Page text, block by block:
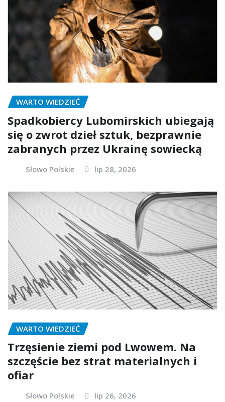
WARTO WIEDZIEĆ
Spadkobiercy Lubomirskich ubiegają
się o zwrot dzieł sztuk, bezprawnie
zabranych przez Ukrainę sowiecką
Słowo Polskie lip 28, 2026
WARTO WIEDZIEĆ
Trzęsienie ziemi pod Lwowem. Na
szczęście bez strat materialnych i
ofiar
Słowo Polskie lip 26, 2026